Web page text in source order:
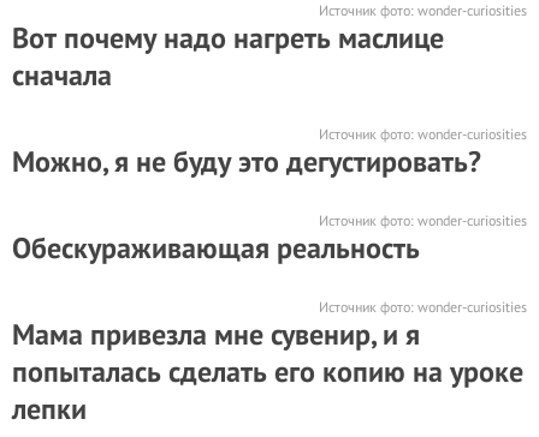
Источник фото: wonder-curiosities
Вот почему надо нагреть маслице
сначала
Источник фото: wonder-curiosities
Можно, я не буду это дегустировать?
Источник фото: wonder-curiosities
Обескураживающая реальность
Источник фото: wonder-curiosities
Мама привезла мне сувенир, и я
попыталась сделать его копию на уроке
лепки